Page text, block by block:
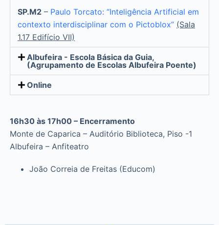
SP.M2 – Paulo Torcato: “Inteligência Artificial em
contexto interdisciplinar com o Pictoblox” (Sala
1.17 Edifício VII)
Albufeira - Escola Básica da Guia,
(Agrupamento de Escolas Albufeira Poente)
Online
16h30 às 17h00 – Encerramento
Monte de Caparica – Auditório Biblioteca, Piso -1
Albufeira – Anfiteatro
João Correia de Freitas (Educom)